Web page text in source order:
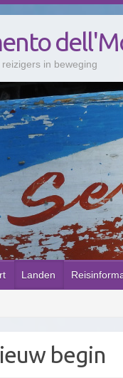
in beweging
Landen
begin